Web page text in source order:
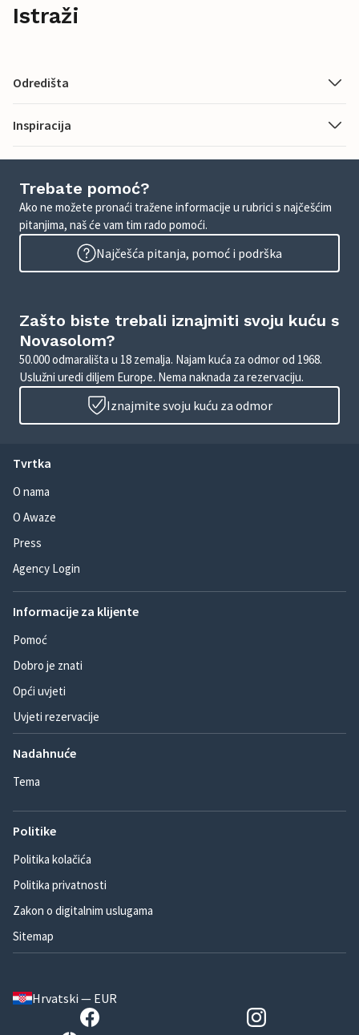
Istraži
Odredišta
Inspiracija
Trebate pomoć?
Ako ne možete pronaći tražene informacije u rubrici s najčešćim
pitanjima, naš će vam tim rado pomoći.
Najčešća pitanja, pomoć i podrška
Zašto biste trebali iznajmiti svoju kuću s
Novasolom?
50.000 odmarališta u 18 zemalja. Najam kuća za odmor od 1968.
Uslužni uredi diljem Europe. Nema naknada za rezervaciju.
Iznajmite svoju kuću za odmor
Tvrtka
O nama
O Awaze
Press
Agency Login
Informacije za klijente
Pomoć
Dobro je znati
Opći uvjeti
Uvjeti rezervacije
Nadahnuće
Tema
Politike
Politika kolačića
Politika privatnosti
Zakon o digitalnim uslugama
Sitemap
Hrvatski — EUR